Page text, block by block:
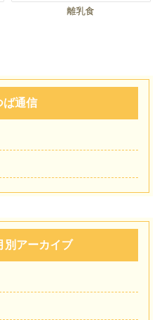
離乳食
ば通信
別アーカイブ